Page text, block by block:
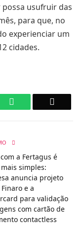
usufruir das
para que, no
experienciar um
cidades.
WhatsApp
a Fertagus é
simples:
anuncia projeto
e a
para validação
com cartão de
contactless